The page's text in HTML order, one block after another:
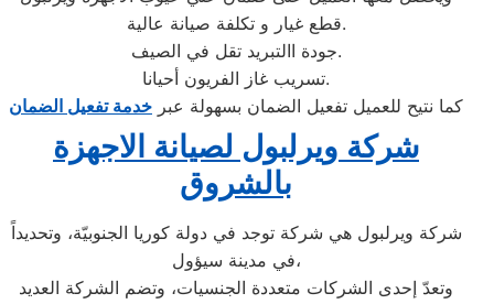
قطع غيار و تكلفة صيانة عالية.
جودة االتبريد تقل في الصيف.
تسريب غاز الفريون أحيانا.
كما نتيح للعميل تفعيل الضمان بسهولة عبر خدمة تفعيل الضمان
شركة ويرلبول لصيانة الاجهزة
بالشروق
شركة ويرلبول هي شركة توجد في دولة كوريا الجنوبيّة، وتحديداً
في مدينة سيؤول،
وتعدّ إحدى الشركات متعددة الجنسيات، وتضم الشركة العديد